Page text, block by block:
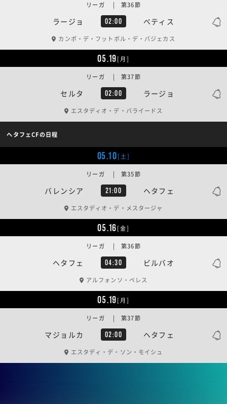
ラージョ 02:00 ベティス
リーガ | 第36節
カンポ・デ・フットボル・デ・バジェカス
05.19[月]
セルタ 02:00 ラージョ
リーガ | 第37節
エスタディオ・デ・バライードス
ヘタフェCFの日程
05.10[土]
バレンシア 21:00 ヘタフェ
リーガ | 第35節
エスタディオ・デ・メスタージャ
05.16[金]
ヘタフェ 04:30 ビルバオ
リーガ | 第36節
アルフォンソ・ペレス
05.19[月]
マジョルカ 02:00 ヘタフェ
リーガ | 第37節
エスタディ・デ・ソン・モイシュ